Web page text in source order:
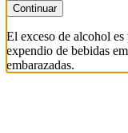
Continuar
El exceso de alcohol
expendio de bebidas
embarazadas.